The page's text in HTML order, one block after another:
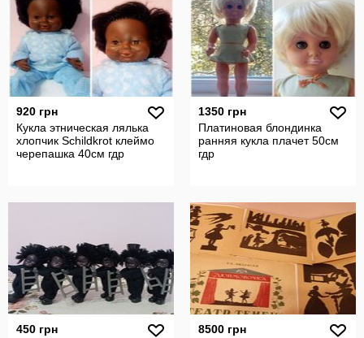
920 грн
Кукла этническая лялька
хлопчик Schildkrot клеймо
черепашка 40см гдр
1350 грн
Платиновая блондинка
ранняя кукла плачет 50см
гдр
450 грн
8500 грн